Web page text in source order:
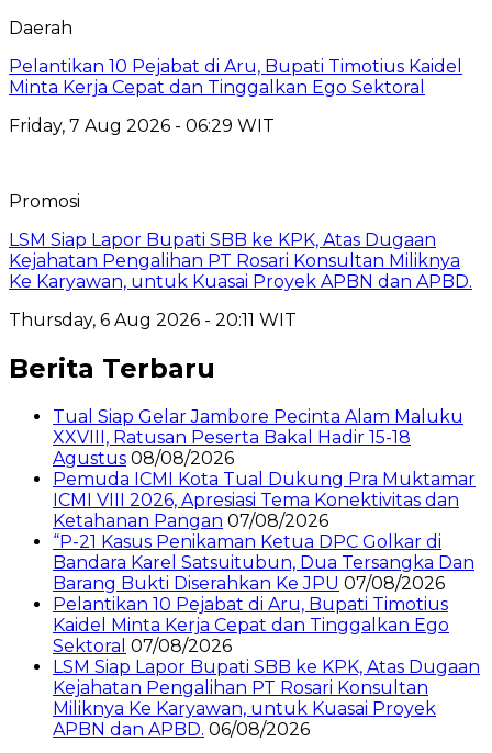
Daerah
Pelantikan 10 Pejabat di Aru, Bupati Timotius Kaidel
Minta Kerja Cepat dan Tinggalkan Ego Sektoral
Friday, 7 Aug 2026 - 06:29 WIT
Promosi
LSM Siap Lapor Bupati SBB ke KPK, Atas Dugaan
Kejahatan Pengalihan PT Rosari Konsultan Miliknya
Ke Karyawan, untuk Kuasai Proyek APBN dan APBD.
Thursday, 6 Aug 2026 - 20:11 WIT
Berita Terbaru
Tual Siap Gelar Jambore Pecinta Alam Maluku
XXVIII, Ratusan Peserta Bakal Hadir 15-18
Agustus 08/08/2026
Pemuda ICMI Kota Tual Dukung Pra Muktamar
ICMI VIII 2026, Apresiasi Tema Konektivitas dan
Ketahanan Pangan 07/08/2026
“P-21 Kasus Penikaman Ketua DPC Golkar di
Bandara Karel Satsuitubun, Dua Tersangka Dan
Barang Bukti Diserahkan Ke JPU 07/08/2026
Pelantikan 10 Pejabat di Aru, Bupati Timotius
Kaidel Minta Kerja Cepat dan Tinggalkan Ego
Sektoral 07/08/2026
LSM Siap Lapor Bupati SBB ke KPK, Atas Dugaan
Kejahatan Pengalihan PT Rosari Konsultan
Miliknya Ke Karyawan, untuk Kuasai Proyek
APBN dan APBD. 06/08/2026